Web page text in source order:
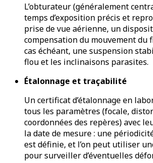
L’obturateur (généralement
temps d’exposition précis et
prise de vue aérienne, un
compensation du mouvement du
cas échéant, une suspension
flou et les inclinaisons parasites.
Étalonnage et traçabilité
Un certificat d’étalonnage en
tous les paramètres (focale,
coordonnées des repères) avec
la date de mesure : une
est définie, et l’on peut utiliser
pour surveiller d’éventuelles